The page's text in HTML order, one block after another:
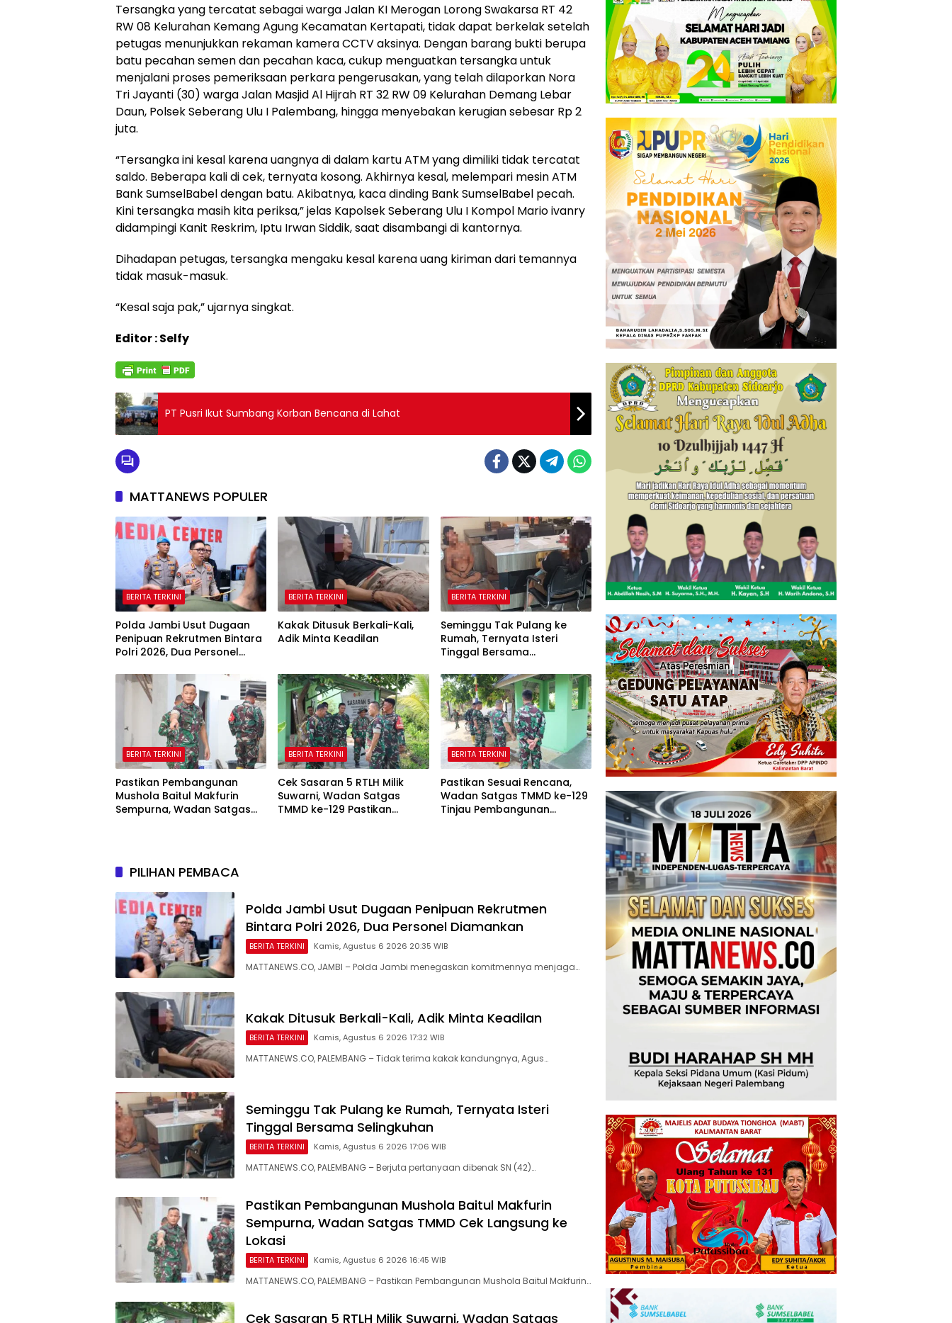
Tersangka yang tercatat sebagai warga Jalan KI Merogan Lorong Swakarsa RT 42
RW 08 Kelurahan Kemang Agung Kecamatan Kertapati, tidak dapat berkelak setelah
petugas menunjukkan rekaman kamera CCTV aksinya. Dengan barang bukti berupa
batu pecahan semen dan pecahan kaca, cukup menguatkan tersangka untuk
menjalani proses pemeriksaan perkara pengerusakan, yang telah dilaporkan Nora
Tri Jayanti (30) warga Jalan Masjid Al Hijrah RT 32 RW 09 Kelurahan Demang Lebar
Daun, Polsek Seberang Ulu I Palembang, hingga menyebakan kerugian sebesar Rp 2
juta.
“Tersangka ini kesal karena uangnya di dalam kartu ATM yang dimiliki tidak tercatat
saldo. Beberapa kali di cek, ternyata kosong. Akhirnya kesal, melempari mesin ATM
Bank SumselBabel dengan batu. Akibatnya, kaca dinding Bank SumselBabel pecah.
Kini tersangka masih kita periksa,” jelas Kapolsek Seberang Ulu I Kompol Mario ivanry
didampingi Kanit Reskrim, Iptu Irwan Siddik, saat disambangi di kantornya.
Dihadapan petugas, tersangka mengaku kesal karena uang kiriman dari temannya
tidak masuk-masuk.
“Kesal saja pak,” ujarnya singkat.
Editor : Selfy
PT Pusri Ikut Sumbang Korban Bencana di Lahat
MATTANEWS POPULER
BERITA TERKINI
Polda Jambi Usut Dugaan
Penipuan Rekrutmen Bintara
Polri 2026, Dua Personel
BERITA TERKINI
Kakak Ditusuk Berkali-Kali,
Adik Minta Keadilan
BERITA TERKINI
Seminggu Tak Pulang ke
Rumah, Ternyata Isteri
Tinggal Bersama
BERITA TERKINI
Pastikan Pembangunan
Mushola Baitul Makfurin
Sempurna, Wadan Satgas
BERITA TERKINI
Cek Sasaran 5 RTLH Milik
Suwarni, Wadan Satgas
TMMD ke-129 Pastikan
BERITA TERKINI
Pastikan Sesuai Rencana,
Wadan Satgas TMMD ke-129
Tinjau Pembangunan
PILIHAN PEMBACA
Polda Jambi Usut Dugaan Penipuan Rekrutmen
Bintara Polri 2026, Dua Personel Diamankan
BERITA TERKINI Kamis, Agustus 6 2026 20:35 WIB
MATTANEWS.CO, JAMBI – Polda Jambi menegaskan komitmennya menjaga…
Kakak Ditusuk Berkali-Kali, Adik Minta Keadilan
BERITA TERKINI Kamis, Agustus 6 2026 17:32 WIB
MATTANEWS.CO, PALEMBANG – Tidak terima kakak kandungnya, Agus…
Seminggu Tak Pulang ke Rumah, Ternyata Isteri
Tinggal Bersama Selingkuhan
BERITA TERKINI Kamis, Agustus 6 2026 17:06 WIB
MATTANEWS.CO, PALEMBANG – Berjuta pertanyaan dibenak SN (42)…
Pastikan Pembangunan Mushola Baitul Makfurin
Sempurna, Wadan Satgas TMMD Cek Langsung ke
Lokasi
BERITA TERKINI Kamis, Agustus 6 2026 16:45 WIB
MATTANEWS.CO, PALEMBANG – Pastikan Pembangunan Mushola Baitul Makfurin…
Cek Sasaran 5 RTLH Milik Suwarni, Wadan Satgas